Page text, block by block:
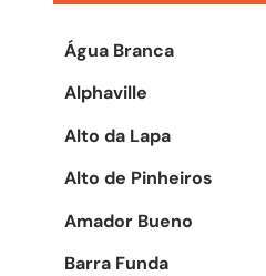
Água Branca
Alphaville
Alto da Lapa
Alto de Pinheiros
Amador Bueno
Barra Funda